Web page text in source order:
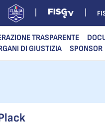
TRASPARENTE
DI GIUSTIZIA SPONSOR